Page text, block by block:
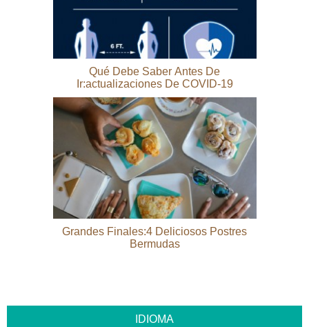
Qué Debe Saber Antes De
Ir:actualizaciones De COVID-19
Grandes Finales:4 Deliciosos Postres
Bermudas